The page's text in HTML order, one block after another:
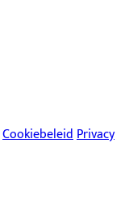
CookiebeleidPrivacy